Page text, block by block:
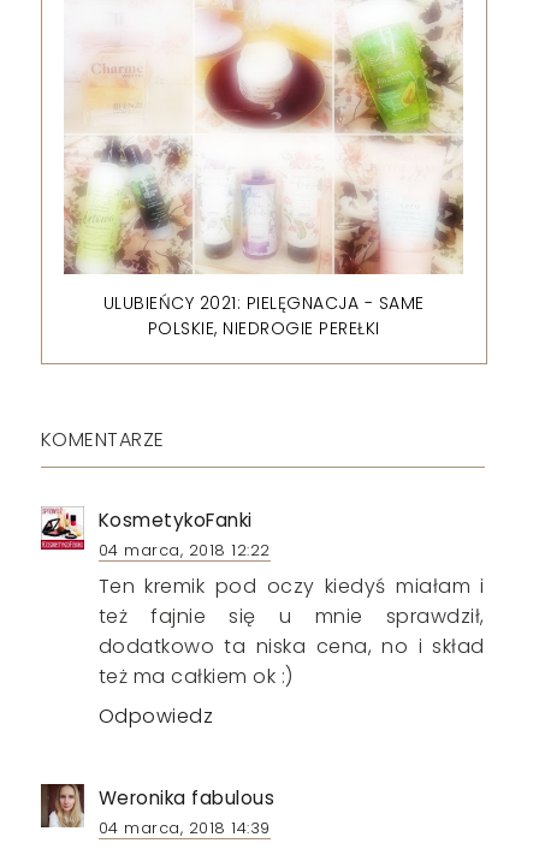
ULUBIEŃCY 2021: PIELĘGNACJA - SAME
POLSKIE, NIEDROGIE PEREŁKI
KOMENTARZE
KosmetykoFanki
04 marca, 2018 12:22
Ten kremik pod oczy kiedyś miałam i
też fajnie się u mnie sprawdził,
dodatkowo ta niska cena, no i skład
też ma całkiem ok :)
Odpowiedz
Weronika fabulous
04 marca, 2018 14:39